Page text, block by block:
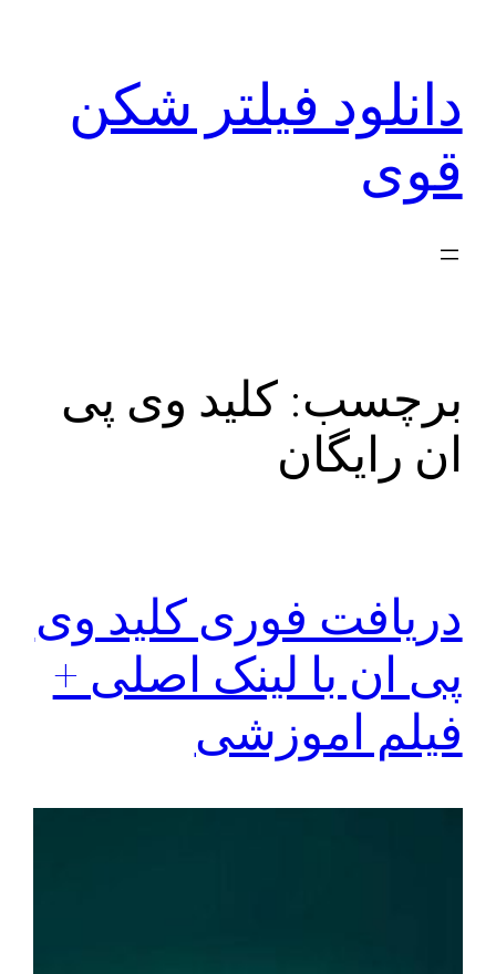
دانلود فیلتر شکن
قوی
برچسب:کلید وی پی
ان رایگان
دریافت فوری کلید وی
پی ان با لینک اصلی +
فیلم اموزشی